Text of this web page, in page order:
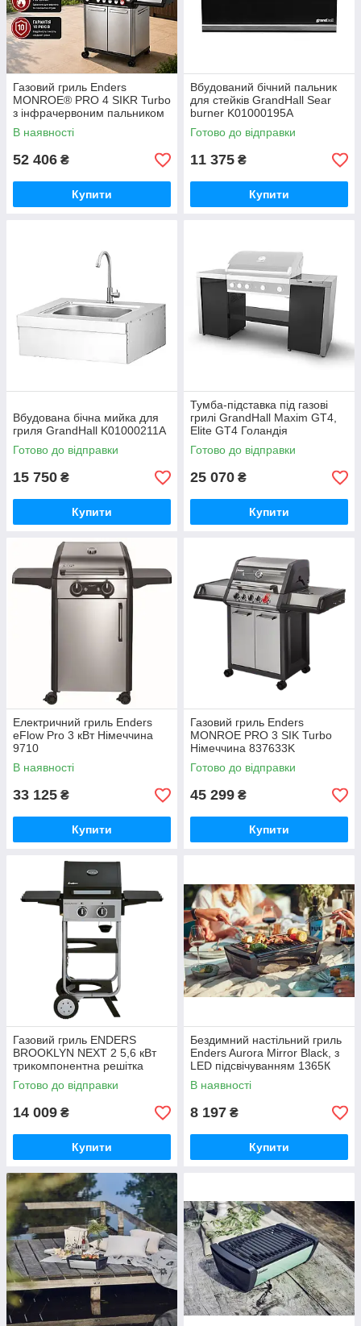
Газовий гриль Enders
MONROE® PRO 4 SIKR Turbo
з інфрачервоним пальником
(Німеччина)
В наявності
52 406 ₴
Купити
Вбудований бічний пальник
для стейків GrandHall Sear
burner K01000195A
Готово до відправки
11 375 ₴
Купити
Вбудована бічна мийка для
гриля GrandHall K01000211A
Готово до відправки
15 750 ₴
Купити
Тумба-підставка під газові
грилі GrandHall Maxim GT4,
Elite GT4 Голандія
B17102650A
Готово до відправки
25 070 ₴
Купити
Електричний гриль Enders
eFlow Pro 3 кВт Німеччина
9710
В наявності
33 125 ₴
Купити
Газовий гриль Enders
MONROE PRO 3 SIK Turbo
Німеччина 837633K
Готово до відправки
45 299 ₴
Купити
Газовий гриль ENDERS
BROOKLYN NEXT 2 5,6 кВт
трикомпонентна решітка
86456KT
Готово до відправки
14 009 ₴
Купити
Бездимний настільний гриль
Enders Aurora Mirror Black, з
LED підсвічуванням 1365К
В наявності
8 197 ₴
Купити